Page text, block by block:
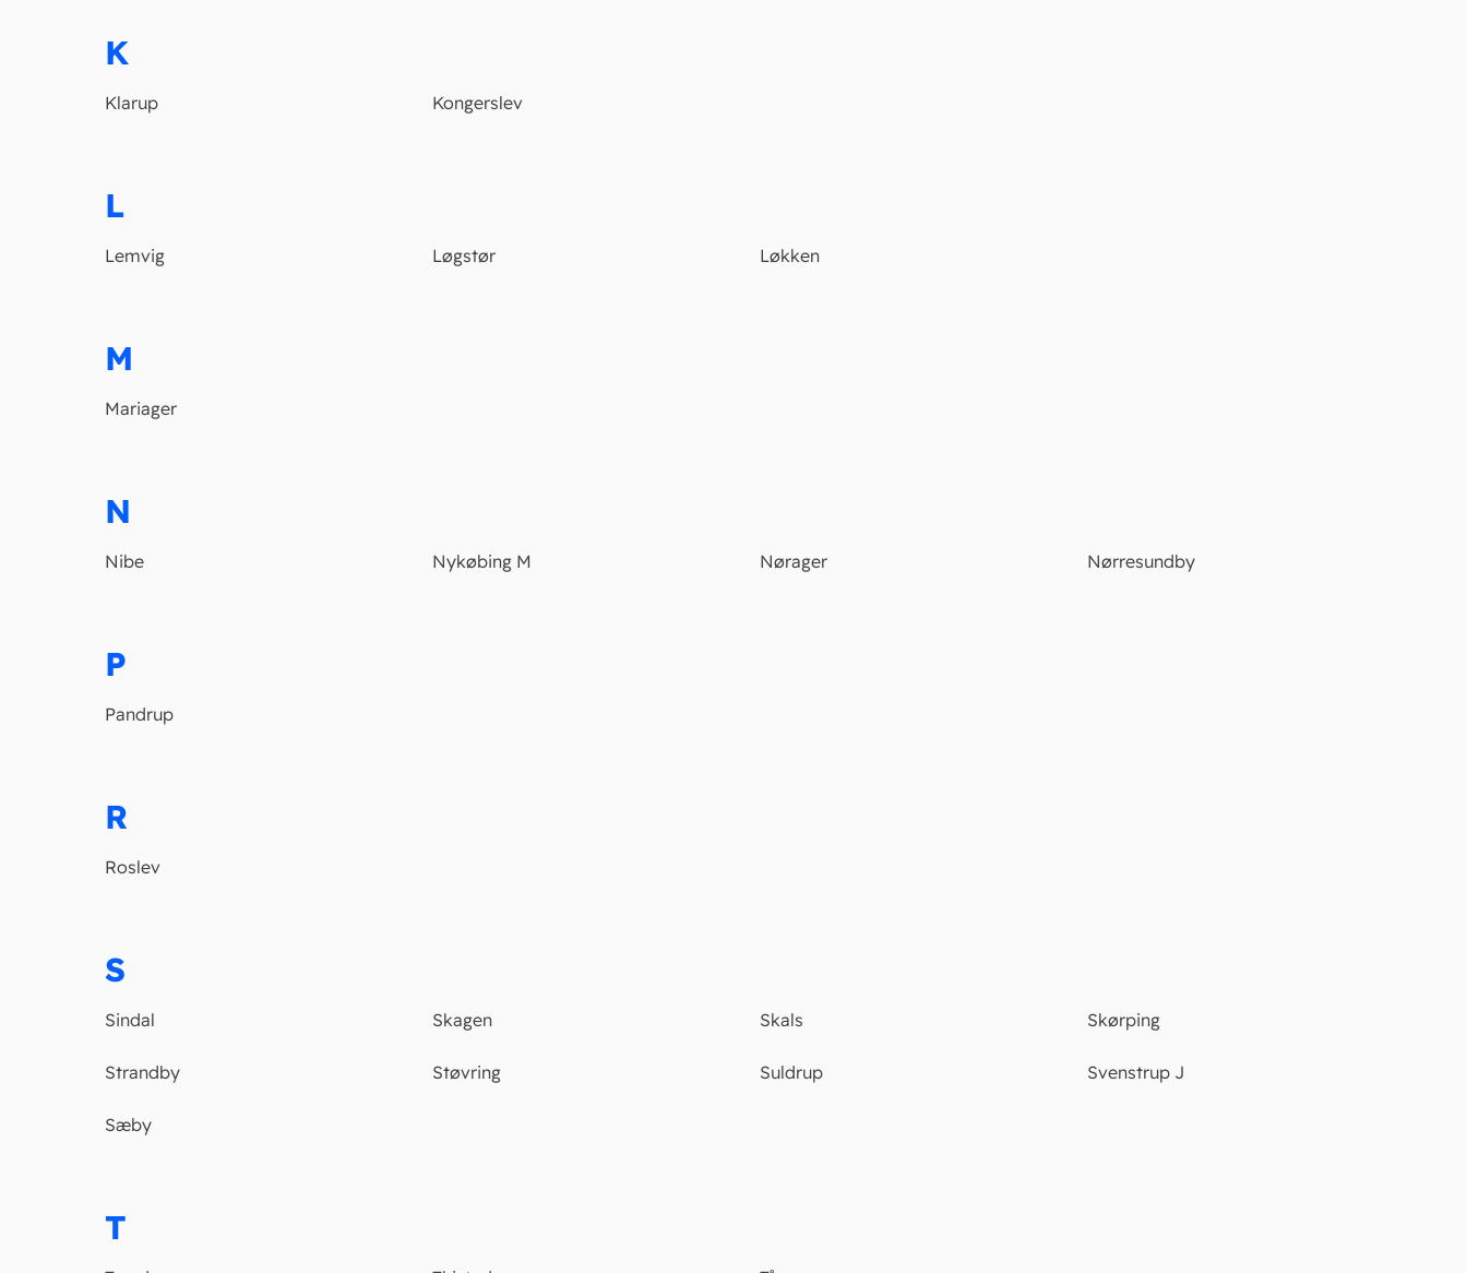
K
Klarup Kongerslev
L
Lemvig Løgstør Løkken
M
Mariager
N
Nibe Nykøbing M Nørager Nørresundby
P
Pandrup
R
Roslev
S
Sindal Skagen Skals Skørping
Strandby Støvring Suldrup Svenstrup J
Sæby
T